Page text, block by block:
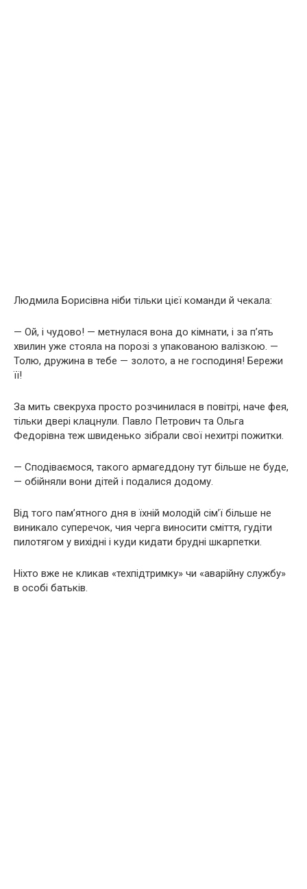
Людмила Борисівна ніби тільки цієї команди й чекала:
— Ой, і чудово! — метнулася вона до кімнати, і за п’ять
хвилин уже стояла на порозі з упакованою валізкою. —
Толю, дружина в тебе — золото, а не господиня! Бережи
її!
За мить свекруха просто розчинилася в повітрі, наче фея,
тільки двері клацнули. Павло Петрович та Ольга
Федорівна теж швиденько зібрали свої нехитрі пожитки.
— Сподіваємося, такого армагеддону тут більше не буде,
— обійняли вони дітей і подалися додому.
Від того пам’ятного дня в їхній молодій сім’ї більше не
виникало суперечок, чия черга виносити сміття, гудіти
пилотягом у вихідні і куди кидати брудні шкарпетки.
Ніхто вже не кликав «техпідтримку» чи «аварійну службу»
в особі батьків.